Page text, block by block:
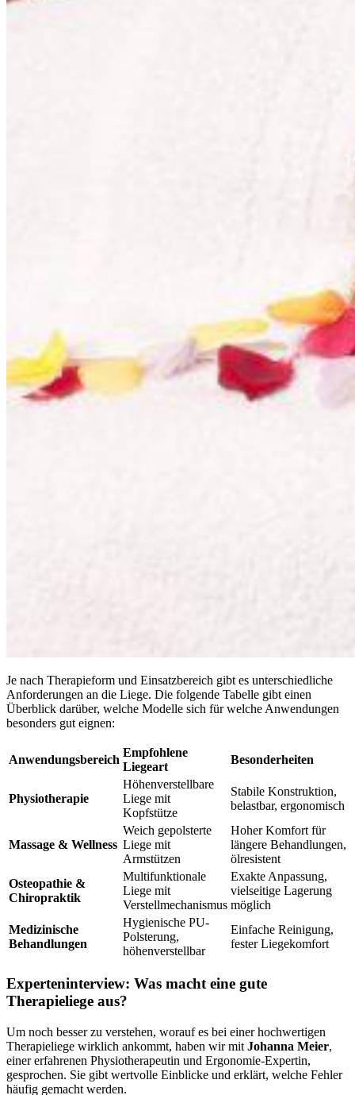
Je nach Therapieform und Einsatzbereich gibt es unterschiedliche
Anforderungen an die Liege. Die folgende Tabelle gibt einen
Überblick darüber, welche Modelle sich für welche Anwendungen
besonders gut eignen:
Anwendungsbereich
Empfohlene
Liegeart
Besonderheiten
Physiotherapie
Höhenverstellbare
Liege mit
Kopfstütze
Stabile Konstruktion,
belastbar, ergonomisch
Massage & Wellness
Weich gepolsterte
Liege mit
Armstützen
Hoher Komfort für
längere Behandlungen,
ölresistent
Osteopathie &
Chiropraktik
Multifunktionale
Liege mit
Verstellmechanismus
Exakte Anpassung,
vielseitige Lagerung
möglich
Medizinische
Behandlungen
Hygienische PU-
Polsterung,
höhenverstellbar
Einfache Reinigung,
fester Liegekomfort
Experteninterview: Was macht eine gute
Therapieliege aus?
Um noch besser zu verstehen, worauf es bei einer hochwertigen
Therapieliege wirklich ankommt, haben wir mit Johanna Meier,
einer erfahrenen Physiotherapeutin und Ergonomie-Expertin,
gesprochen. Sie gibt wertvolle Einblicke und erklärt, welche Fehler
häufig gemacht werden.